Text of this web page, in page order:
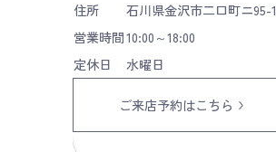
住所
石川県金沢市二口町ニ95-1
営業時間10:00～18:00
定休日
水曜日
ご来店予約はこちら